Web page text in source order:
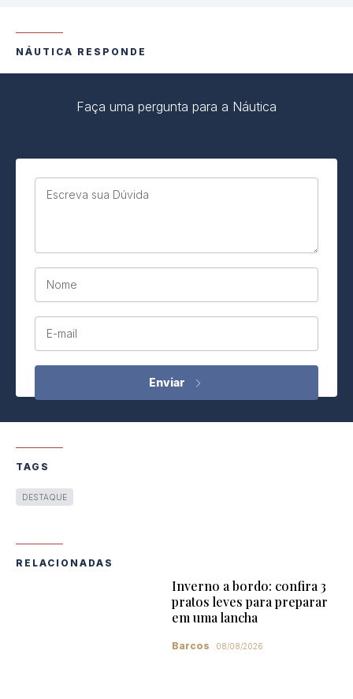
NÁUTICA RESPONDE
Faça uma pergunta para a Náutica
Escreva sua Dúvida
Nome
E-mail
TAGS
DESTAQUE
RELACIONADAS
Inverno a bordo: confira 3
pratos leves para preparar
em uma lancha
Barcos 08/08/2026